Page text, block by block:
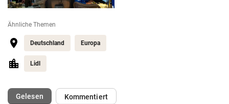
Ähnliche Themen
Deutschland Europa
Lidl
Gelesen(ausgewählt)Kommentiert